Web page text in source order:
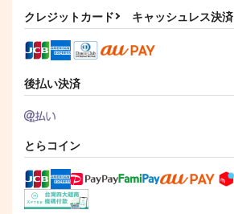
ギルベルト×本田菊
サンプル
作品詳細
2,640円（税込）
アーサー×本田菊
クレジットカード キャッシュレス決済
後払い決済
とらコイン